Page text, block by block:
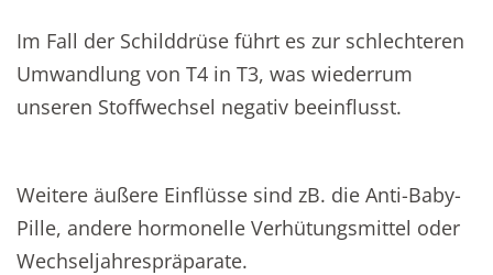
Im Fall der Schilddrüse führt es zur schlechteren
Umwandlung von T4 in T3, was wiederrum
unseren Stoffwechsel negativ beeinflusst.
Weitere äußere Einflüsse sind zB. die Anti-Baby-
Pille, andere hormonelle Verhütungsmittel oder
Wechseljahrespräparate.